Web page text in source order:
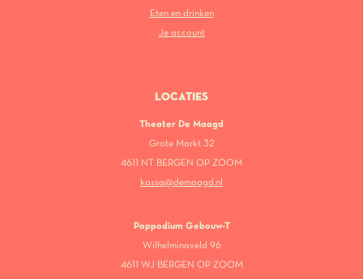
Eten en drinken
Je account
LOCATIES
Theater De Maagd
Grote Markt 32
4611 NT BERGEN OP ZOOM
kassa@demaagd.nl
Poppodium Gebouw-T
Wilhelminaveld 96
4611 WJ BERGEN OP ZOOM